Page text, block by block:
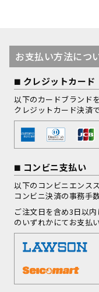
お支払い方法につ
クレジットカード
以下のカードブランド
クレジットカード決済
コンビニ支払い
以下のコンビニエンス
コンビニ決済の事務手
ご注文日を含め3日以
のいずれかにてお支払